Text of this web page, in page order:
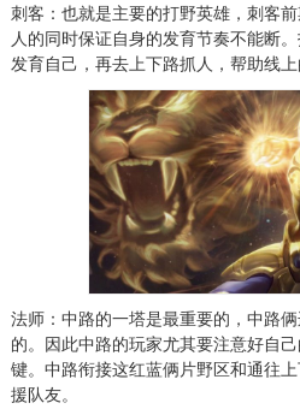
刺客：也就是主要的打野英雄，刺客
人的同时保证自身的发育节奏不能断
发育自己，再去上下路抓人，帮助线上
法师：中路的一塔是最重要的，中路
的。因此中路的玩家尤其要注意好自
键。中路衔接这红蓝俩片野区和通往
援队友。